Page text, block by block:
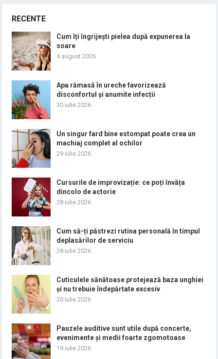
RECENTE
Cum îți îngrijești pielea după expunerea la
soare
4 august 2026
Apa rămasă în ureche favorizează
disconfortul și anumite infecții
30 iulie 2026
Un singur fard bine estompat poate crea un
machiaj complet al ochilor
29 iulie 2026
Cursurile de improvizație: ce poți învăța
dincolo de actorie
28 iulie 2026
Cum să-ți păstrezi rutina personală în timpul
deplasărilor de serviciu
28 iulie 2026
Cuticulele sănătoase protejează baza unghiei
și nu trebuie îndepărtate excesiv
20 iulie 2026
Pauzele auditive sunt utile după concerte,
evenimente și medii foarte zgomotoase
19 iulie 2026